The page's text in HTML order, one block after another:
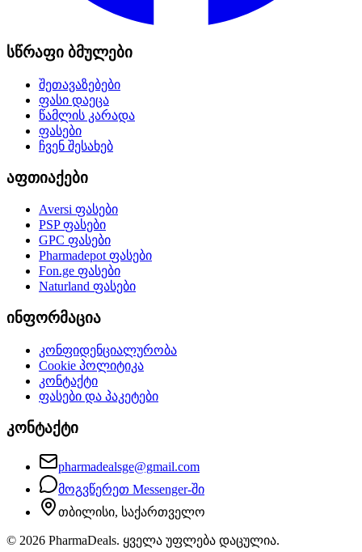
სწრაფი ბმულები
შეთავაზებები
ფასი დაეცა
წამლის კარადა
ფასები
ჩვენ შესახებ
აფთიაქები
Aversi ფასები
PSPფასები
GPC ფასები
Pharmadepotფასები
Fon.ge ფასები
Naturland ფასები
ინფორმაცია
კონფიდენციალურობა
Cookie პოლიტიკა
კონტაქტი
ფასები და პაკეტები
კონტაქტი
pharmadealsge@gmail.com
მოგვწერეთ Messenger-ში
თბილისი, საქართველო
© 2026 PharmaDeals. ყველა უფლება დაცულია.